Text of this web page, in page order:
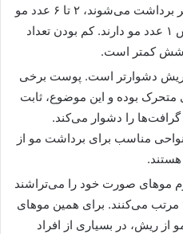
معمولاً گرافت‌هایی که از سر برداشت می‌شوند، ۲ تا ۶ عدد مو
دارند. بیشتر گرافت‌های ریش ۱ عدد مو دارند. کم بودن تعداد
کمتر است.
ریش دشوارتر است. پوست برخی
متحرک بوده و این موضوع، ثابت
را دشوار می‌کند.
نواحی مناسب برای برداشت مو از
موهای صورت خود را می‌تراشند
مرتب می‌کنند. برای همین موهای
از ریش، در بسیاری از افراد